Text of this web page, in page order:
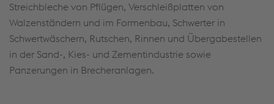
Streichbleche von Pflügen, Verschleißplatten von
Walzenständern und im Formenbau, Schwerter in
Schwertwäschern, Rutschen, Rinnen und Übergabestellen
in der Sand-, Kies- und Zementindustrie sowie
Panzerungen in Brecheranlagen.